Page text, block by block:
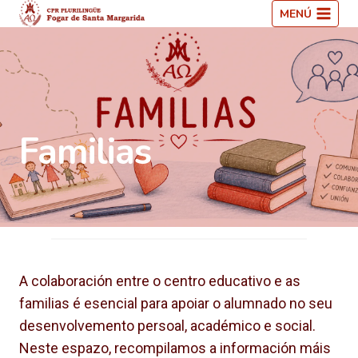
Saltar
ao
contido
MENÚ
Familias
A colaboración entre o centro educativo e as
familias é esencial para apoiar o alumnado no seu
desenvolvemento persoal, académico e social.
Neste espazo, recompilamos a información máis